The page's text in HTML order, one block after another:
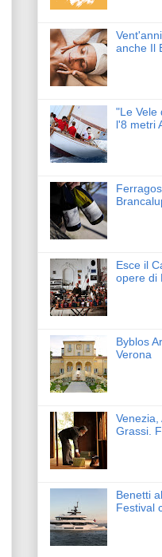
anche Il
"Le Vele
l'8 metri
Esce il
opere di
Byblos
Verona
Grassi.
Benetti
Festival